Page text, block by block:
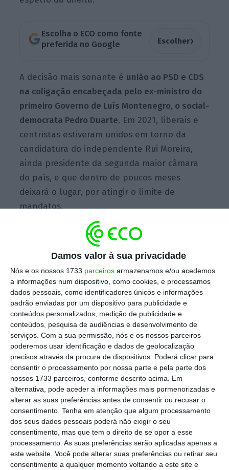
Damos valor à sua privacidade
Nós e os nossos 1733 parceiros armazenamos e/ou acedemos
a informações num dispositivo, como cookies, e processamos
dados pessoais, como identificadores únicos e informações
padrão enviadas por um dispositivo para publicidade e
conteúdos personalizados, medição de publicidade e
conteúdos, pesquisa de audiências e desenvolvimento de
serviços. Com a sua permissão, nós e os nossos parceiros
poderemos usar identificação e dados de geolocalização
precisos através da procura de dispositivos. Poderá clicar para
consentir o processamento por nossa parte e pela parte dos
nossos 1733 parceiros, conforme descrito acima. Em
alternativa, pode aceder a informações mais pormenorizadas e
alterar as suas preferências antes de consentir ou recusar o
consentimento. Tenha em atenção que algum processamento
dos seus dados pessoais poderá não exigir o seu
consentimento, mas que tem o direito de se opor a esse
processamento. As suas preferências serão aplicadas apenas a
este website. Você pode alterar suas preferências ou retirar seu
consentimento a qualquer momento voltando a este site e
Escolha o ECO como fonte
preferida no Google
Escolher›
A decisão mais sonante é união ao PSD e CDS
na coligação encabeçada pelo ex-ministro do
primeiro Governo de Luís Montenegro, o social-
democrata Pedro Duarte. Em 2021, liberais e
centristas estiveram unidos em torno da
candidatura do independente Rui Moreira,
ainda presidente da segunda maior câmara
do país, e que dentro de poucos meses
deixará o lugar, por atingir o limite de
mandatos.
Se, em 2021, com o apoio não escrito com o
movimento independente, a IL apenas podia
reivindicar ser apoiante de um presidente de
câmara, agora, o partido poderá vir a
intitular-se como líder de uma das 308
autarquias do país, após o anúncio feito
neste domingo. Isto caso a direita leve de
vencida uma câmara que é há 12 anos
liderada por um independente.
Ao anunciar a formalização da aliança com
PSD e CDS em torno de Pedro Duarte, a IL
assume uma posição formal, ao contrário do
que, até ao momento, escolheu fazer em
Lisboa. Eaumenta o “poder de fogo” da direita
para a batalha eleitoral que se antevê acesa